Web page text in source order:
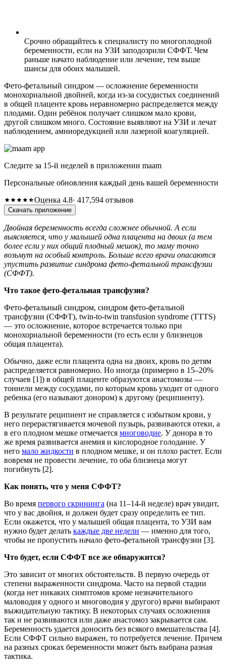
Срочно обращайтесь к специалисту по многоплодной
беременности, если на УЗИ заподозрили СФФТ. Чем
раньше начато наблюдение или лечение, тем выше
шансы для обоих малышей.
Фето-фетальный синдром — осложнение беременности
монохориальной двойней, когда из-за сосудистых соединений
в общей плаценте кровь неравномерно распределяется между
плодами. Один ребёнок получает слишком мало крови,
другой слишком много. Состояние выявляют на УЗИ и лечат
наблюдением, амниоредукцией или лазерной коагуляцией.
Следите за 15-й неделей в приложении maam
Персональные обновления каждый день вашей беременности
Оценка 4.8· 417,594 отзывов
Скачать приложение
Двойная беременность всегда сложнее обычной. А если
выясняется, что у малышей одна плацента на двоих (а тем
более если у них общий плодный мешок), то маму точно
возьмут на особый контроль. Больше всего врачи опасаются
упустить развитие синдрома фето-фетальной трансфузии
(СФФТ).
Что такое фето-фетальная трансфузия?
Фето-фетальный синдром, синдром фето-фетальной
трансфузии (СФФТ), twin-to-twin transfusion syndrome (TTTS)
— это осложнение, которое встречается только при
монохориальной беременности (то есть если у близнецов
общая плацента).
Обычно, даже если плацента одна на двоих, кровь по детям
распределяется равномерно. Но иногда (примерно в 15–20%
случаев [1]) в общей плаценте образуются анастомозы —
тоннели между сосудами, по которым кровь уходит от одного
ребенка (его называют донором) к другому (реципиенту).
В результате реципиент не справляется с избытком крови, у
него перерастягивается мочевой пузырь, развиваются отеки, а
в его плодном мешке отмечается многоводие. У донора в то
же время развивается анемия и кислородное голодание. У
него мало жидкости в плодном мешке, и он плохо растет. Если
вовремя не провести лечение, то оба близнеца могут
погибнуть [2].
Как понять, что у меня СФФТ?
Во время первого скрининга (на 11–14-й неделе) врач увидит,
что у вас двойня, и должен будет сразу определить ее тип.
Если окажется, что у малышей общая плацента, то УЗИ вам
нужно будет делать каждые две недели — именно для того,
чтобы не пропустить начало фето-фетальной трансфузии [3].
Что будет, если СФФТ все же обнаружится?
Это зависит от многих обстоятельств. В первую очередь от
степени выраженности синдрома. Часто на первой стадии
(когда нет никаких симптомов кроме незначительного
маловодия у одного и многоводия у другого) врачи выбирают
выжидательную тактику. В некоторых случаях осложнения
так и не развиваются или даже анастомоз закрывается сам.
Беременность удается доносить без всякого вмешательства [4].
Если СФФТ сильно выражен, то потребуется лечение. Причем
на разных сроках беременности может быть выбрана разная
тактика.